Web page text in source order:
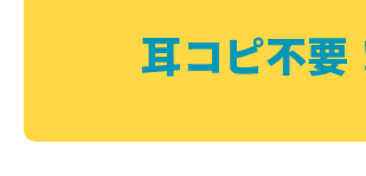
耳コピ不要